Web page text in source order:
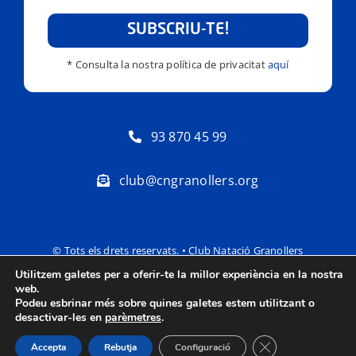
SUBSCRIU-TE!
* Consulta la nostra política de privacitataquí
93 870 45 99
club@cngranollers.org
© Tots els drets reservats. • Club Natació Granollers
Política de privacitat Avís Legal
Utilitzem galetes per a oferir-te la millor experiència en la nostra
web.
Podeu esbrinar més sobre quines galetes estem utilitzant o
desactivar-les en parèmetres.
Accepta Rebutja Configuració Tanca el bàner de